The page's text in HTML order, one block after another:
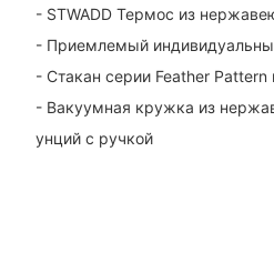
- STWADD Термос из
- Приемлемый
- Стакан серии Feather Pattern
- Вакуумная кружка из
унций с ручкой